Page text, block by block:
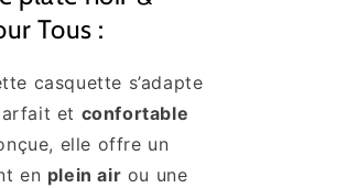
Tous :
casquette s’adapte
et confortable
elle offre un
en plein air ou une